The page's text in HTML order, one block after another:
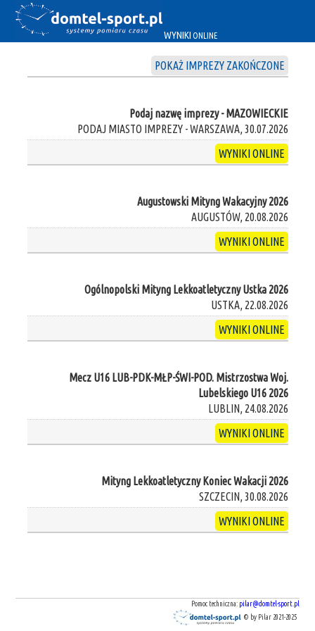
WYNIKI ONLINE
POKAŻ IMPREZY ZAKOŃCZONE
Podaj nazwę imprezy - MAZOWIECKIE
PODAJ MIASTO IMPREZY - WARSZAWA, 30.07.2026
WYNIKI ONLINE
Augustowski Mityng Wakacyjny 2026
AUGUSTÓW, 20.08.2026
WYNIKI ONLINE
Ogólnopolski Mityng Lekkoatletyczny Ustka 2026
USTKA, 22.08.2026
WYNIKI ONLINE
Mecz U16 LUB-PDK-MŁP-ŚWI-POD. Mistrzostwa Woj.
Lubelskiego U16 2026
LUBLIN, 24.08.2026
WYNIKI ONLINE
Mityng Lekkoatletyczny Koniec Wakacji 2026
SZCZECIN, 30.08.2026
WYNIKI ONLINE
Pomoc techniczna: pilar@domtel-sport.pl
© by Pilar 2021-2025